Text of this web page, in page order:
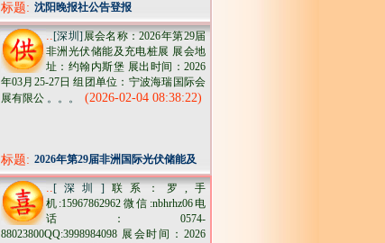
标题: 沈阳晚报社公告登报
..[深圳] 展会名称：2026年第29届
非洲光伏储能及充电桩展 展会地
址：约翰内斯堡 展出时间：2026
年03月25-27日 组团单位：宁波海瑞国际会
展有限公 。。。 (2026-02-04 08:38:22)
标题: 2026年第29届非洲国际光伏储能及
充电桩展
..[深圳] 联系：罗,手
机:15967862962微信:nbhrhz06电
话：0574-
88023800QQ:3998984098 展会时间：2026